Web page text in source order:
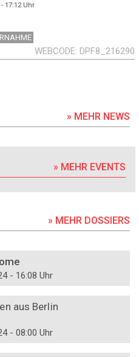
17:12Uhr
WEBCODE DPF8_216290
» MEHR NEWS
» MEHR EVENTS
» MEHR DOSSIERS
- 16:08 Uhr
aus Berlin
- 08:00 Uhr